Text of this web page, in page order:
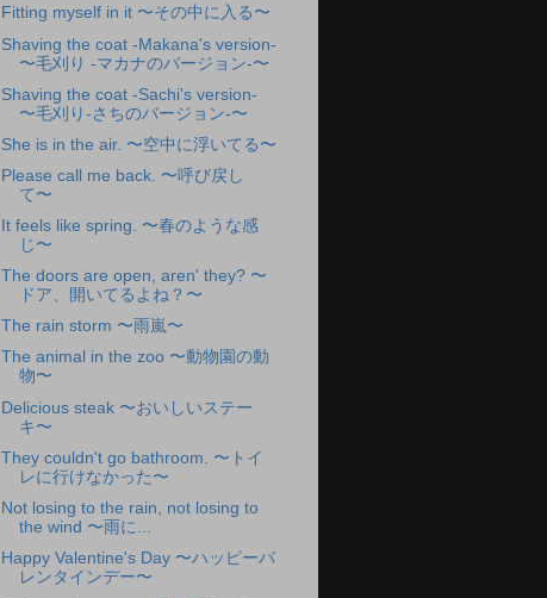
Fitting myself in it 〜その中に入る〜
Shaving the coat -Makana's version-
〜毛刈り -マカナのバージョン-〜
Shaving the coat -Sachi's version-
〜毛刈り-さちのバージョン-〜
She is in the air. 〜空中に浮いてる〜
Please call me back. 〜呼び戻し
て〜
It feels like spring. 〜春のような感
じ〜
The doors are open, aren' they? 〜
ドア、開いてるよね？〜
The rain storm 〜雨嵐〜
The animal in the zoo 〜動物園の動
物〜
Delicious steak 〜おいしいステー
キ〜
They couldn't go bathroom. 〜トイ
レに行けなかった〜
Not losing to the rain, not losing to
the wind 〜雨に...
Happy Valentine's Day 〜ハッピーバ
レンタインデー〜